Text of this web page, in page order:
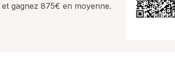
et gagnez 875€ en moyenne.